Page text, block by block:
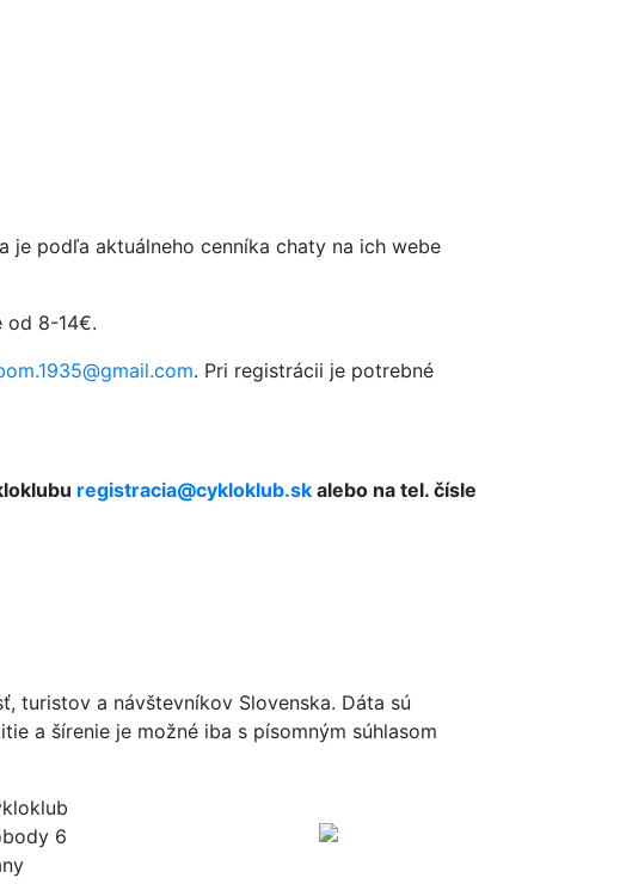
je podľa aktuálneho cenníka chaty na ich webe
od 8-14€.
. Pri registrácii je potrebné
registracia@cykloklub.sk alebo na tel. čísle
turistov a návštevníkov Slovenska. Dáta sú
a šírenie je možné iba s písomným súhlasom
6